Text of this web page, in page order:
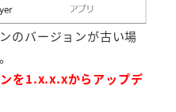
のバージョンが古い場
を1.x.x.xからアップデ